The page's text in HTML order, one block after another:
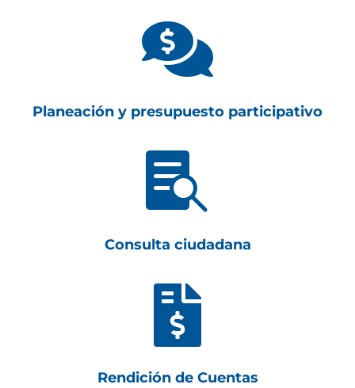

Planeación y presupuesto participativo

Consulta ciudadana

Rendición de Cuentas